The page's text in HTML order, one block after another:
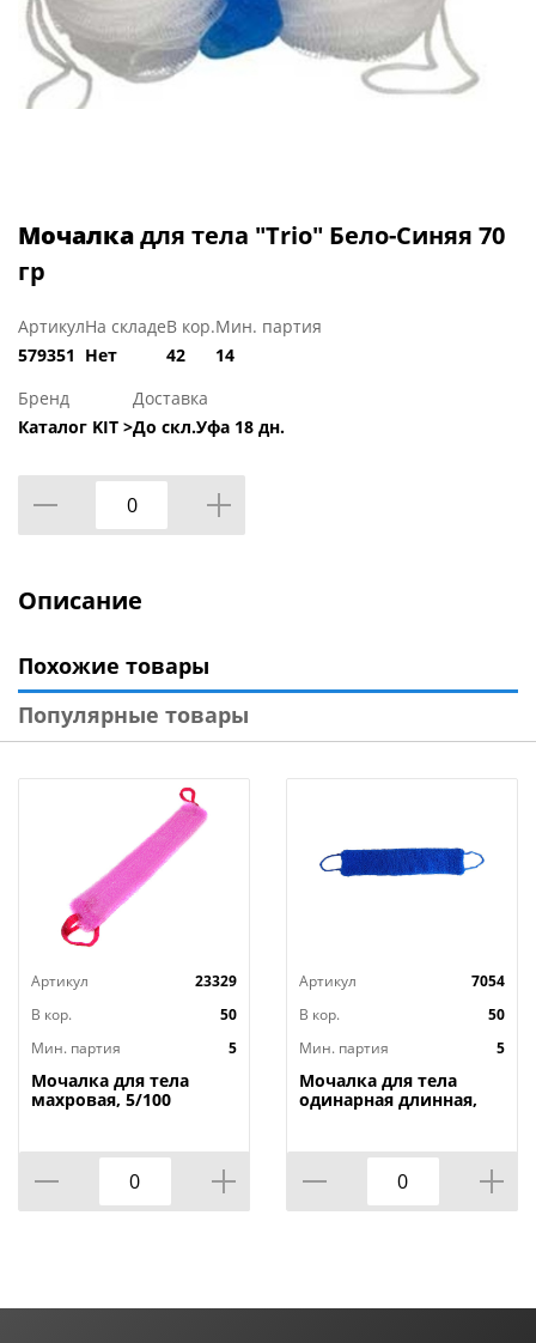
Мочалкадля тела "Trio" Бело-Синяя 70
гр
Артикул
579351
На складе
Нет
В кор.
42
Мин. партия
14
Бренд
Каталог KIT >
Доставка
До скл.Уфа 18 дн.
Описание
Похожие товары
Популярные товары
Артикул
23329
В кор.
50
Мин. партия
5
Мочалка для тела
махровая, 5/100
Артикул
7054
В кор.
50
Мин. партия
5
Мочалка для тела
одинарная длинная,